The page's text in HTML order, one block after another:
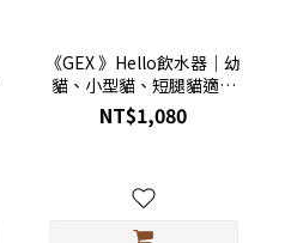
《GEX 》Hello飲水器｜幼
貓、小型貓、短腿貓適用
｜0.95L｜兩色｜GEX
57701｜GEX 57702
NT$1,080